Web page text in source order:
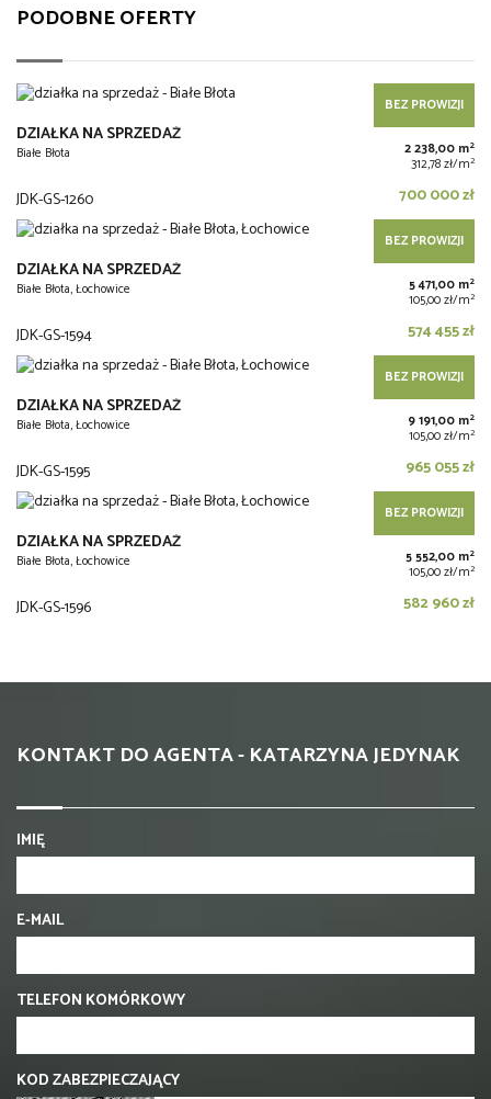
PODOBNE OFERTY
BEZ PROWIZJI
DZIAŁKA NA SPRZEDAŻ
Białe Błota 2 238,00 m2
312,78 zł/m2
JDK-GS-1260 700 000 zł
BEZ PROWIZJI
DZIAŁKA NA SPRZEDAŻ
Białe Błota, Łochowice 5 471,00 m2
105,00 zł/m2
JDK-GS-1594 574 455 zł
BEZ PROWIZJI
DZIAŁKA NA SPRZEDAŻ
Białe Błota, Łochowice 9 191,00 m2
105,00 zł/m2
JDK-GS-1595 965 055 zł
BEZ PROWIZJI
DZIAŁKA NA SPRZEDAŻ
Białe Błota, Łochowice 5 552,00 m2
105,00 zł/m2
JDK-GS-1596 582 960 zł
KONTAKT DO AGENTA - KATARZYNA JEDYNAK
IMIĘ
E-MAIL
TELEFON KOMÓRKOWY
KOD ZABEZPIECZAJĄCY